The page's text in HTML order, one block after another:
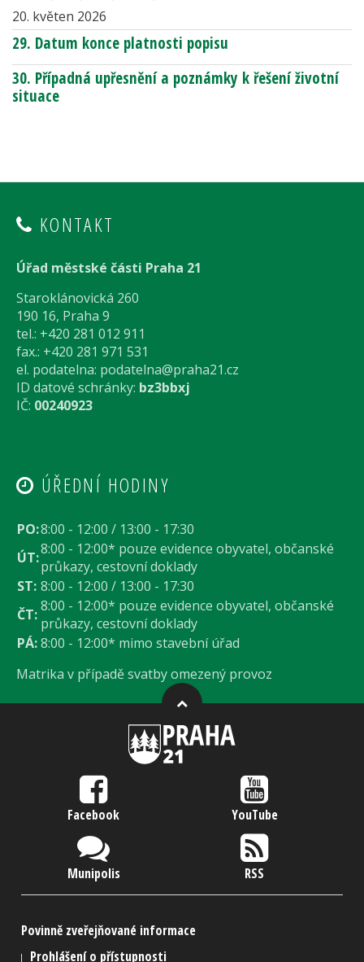
20. květen 2026
29. Datum konce platnosti popisu
30. Případná upřesnění a poznámky k řešení životní
situace
KONTAKT
Úřad městské části Praha 21
Staroklánovická 260
190 16, Praha 9
tel.: +420 281 012 911
fax.: +420 281 971 531
el. podatelna: podatelna@praha21.cz
ID datové schránky: bz3bbxj
IČ: 00240923
ÚŘEDNÍ HODINY
PO:8:00 - 12:00 / 13:00 - 17:30
ÚT:8:00 - 12:00* pouze evidence obyvatel, občanské
průkazy, cestovní doklady
ST: 8:00 - 12:00 / 13:00 - 17:30
ČT:8:00 - 12:00* pouze evidence obyvatel, občanské
průkazy, cestovní doklady
PÁ:8:00 - 12:00* mimo stavební úřad
Matrika v případě svatby omezený provoz
Facebook YouTube
Munipolis RSS
Povinně zveřejňované informace
Prohlášení o přístupnosti